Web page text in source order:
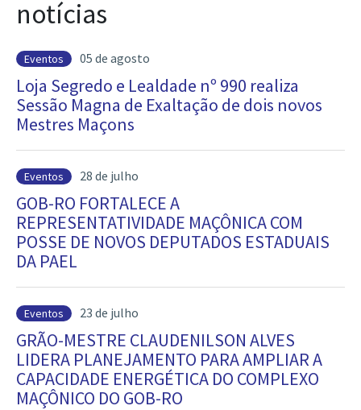
notícias
Eventos 05 de agosto
Loja Segredo e Lealdade nº 990 realiza
Sessão Magna de Exaltação de dois novos
Mestres Maçons
Eventos 28 de julho
GOB-RO FORTALECE A
REPRESENTATIVIDADE MAÇÔNICA COM
POSSE DE NOVOS DEPUTADOS ESTADUAIS
DA PAEL
Eventos 23 de julho
GRÃO-MESTRE CLAUDENILSON ALVES
LIDERA PLANEJAMENTO PARA AMPLIAR A
CAPACIDADE ENERGÉTICA DO COMPLEXO
MAÇÔNICO DO GOB-RO